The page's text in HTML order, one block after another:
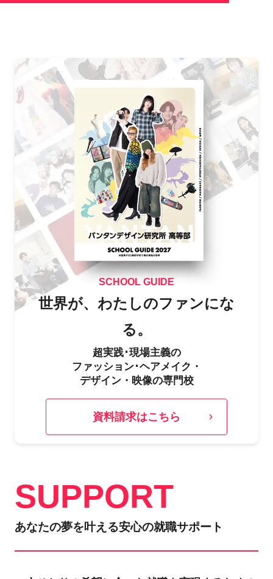
SCHOOL GUIDE
世界が、わたしのファンにな
る。
超実践･現場主義の
ファッション･ヘアメイク・
デザイン・映像の専門校
資料請求はこちら
SUPPORT
あなたの夢を叶える安心の就職サポート